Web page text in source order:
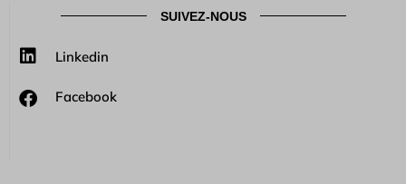
SUIVEZ-NOUS
Linkedin
Facebook